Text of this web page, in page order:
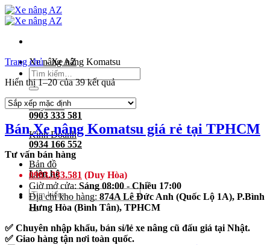
Bỏ
qua
dung
Xe nâng AZ
Tìm
kiếm:
Duy Hòa
0903 333 581
Kinh Doanh
0934 166 552
Bản đồ
Liên hệ
Tìm
kiếm:
Trang chủ-Xe nâng Komatsu
Hiển thị 1–20 của 39 kết quả
Bán Xe nâng Komatsu giá rẻ tại TPHCM
Tư vấn bán hàng
0903.333.581 (Duy Hòa)
Giờ mở cửa: Sáng 08:00 - Chiều 17:00
Địa chỉ kho hàng: 874A Lê Đức Anh (Quốc Lộ 1A), P.Bình
Hưng Hòa (Bình Tân), TPHCM
✅ Chuyên nhập khẩu, bán sỉ/lẻ xe nâng cũ đấu giá tại Nhật.
✅ Giao hàng tận nơi toàn quốc.